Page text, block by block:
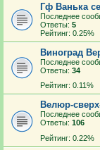
Гф Ванька
Последнее
Ответы: 5
Рейтинг: 0.25%
Виноград
Последнее
Ответы: 34
Рейтинг: 0.11%
Велюр-
Последнее
Ответы: 106
Рейтинг: 0.22%